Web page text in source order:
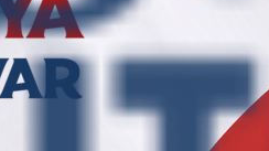
Belinay’ı Ödüllendirdi
11 Madalya